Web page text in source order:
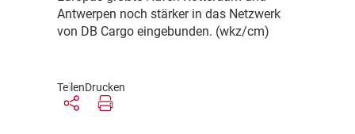
Antwerpen noch stärker in das Netzwerk
von DB Cargo eingebunden. (wkz/cm)
TeilenDrucken